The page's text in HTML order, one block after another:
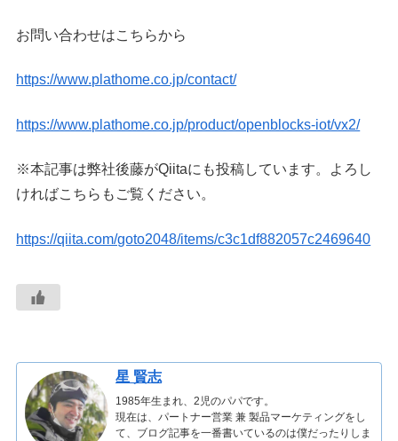
お問い合わせはこちらから
https://www.plathome.co.jp/contact/
https://www.plathome.co.jp/product/openblocks-iot/vx2/
※本記事は弊社後藤がQiitaにも投稿しています。よろし
ければこちらもご覧ください。
https://qiita.com/goto2048/items/c3c1df882057c2469640
星 賢志
1985年生まれ、2児のパパです。
現在は、パートナー営業 兼 製品マーケティングをし
て、ブログ記事を一番書いているのは僕だったりしま